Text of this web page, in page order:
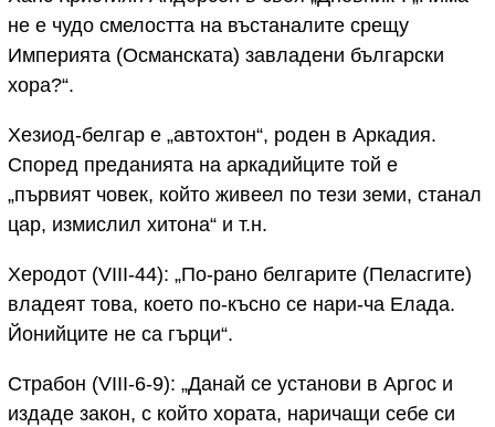
не е чудо смелостта на въстаналите срещу
Империята (Османската) завладени български
хора?“.
Хезиод-белгар е „автохтон“, роден в Аркадия.
Според преданията на аркадийците той е
„първият човек, който живеел по тези земи, станал
цар, измислил хитона“ и т.н.
Херодот (VIII-44): „По-рано белгарите (Пеласгите)
владеят това, което по-късно се нари-ча Елада.
Йонийците не са гърци“.
Страбон (VIII-6-9): „Данай се установи в Аргос и
издаде закон, с който хората, наричащи себе си